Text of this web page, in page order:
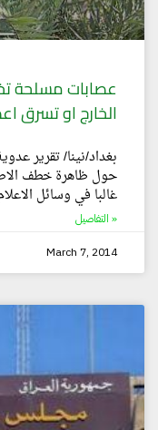
عصابات مسلحة
الخارج او تسرق
بغداد/نينا/ تقرير
حول ظاهرة خطف
غالبا في وسائل
التفاصيل »
March 7, 2014